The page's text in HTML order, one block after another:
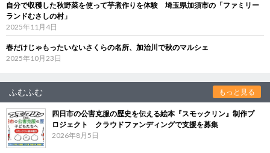
自分で収穫した秋野菜を使って芋煮作りを体験 埼玉県加須市の「ファミリー
ランドむさしの村」
2025年11月4日
春だけじゃもったいないさくらの名所、加治川で秋のマルシェ
2025年10月23日
ふむふむ もっと見る
四日市の公害克服の歴史を伝える絵本『スモックリン』制作プ
ロジェクト クラウドファンディングで支援を募集
2026年8月5日